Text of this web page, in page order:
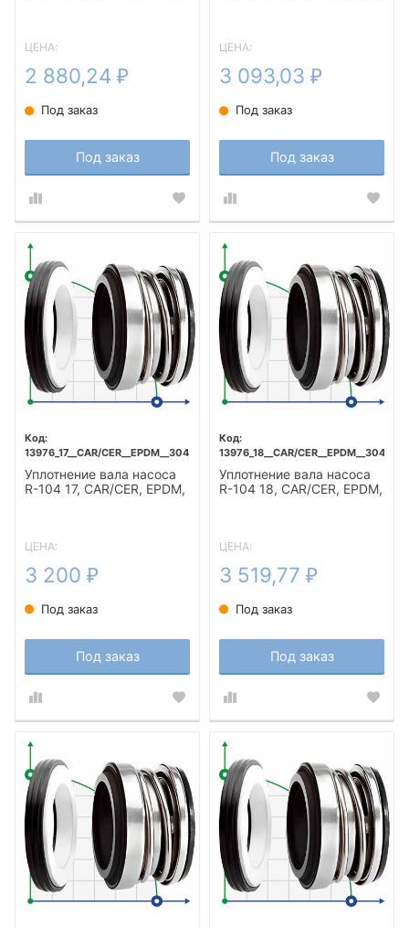
ЦЕНА:
2 880,24 ₽
Под заказ
Под заказ
ЦЕНА:
3 093,03 ₽
Под заказ
Под заказ
13976_17__CAR/CER__EPDM__304
Уплотнение вала насоса
R-104 17, CAR/CER, EPDM,
ЦЕНА:
3 200 ₽
Под заказ
Под заказ
13976_18__CAR/CER__EPDM__304
Уплотнение вала насоса
R-104 18, CAR/CER, EPDM,
ЦЕНА:
3 519,77 ₽
Под заказ
Под заказ